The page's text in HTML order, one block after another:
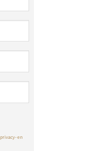
privacy- en